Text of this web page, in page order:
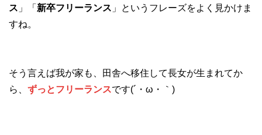
ス 」「 新卒フリーランス 」というフレーズをよく見かけま
すね。
そう言えば我が家も、田舎へ移住して長女が生まれてか
ら、 ずっとフリーランスです(´・ω・｀)